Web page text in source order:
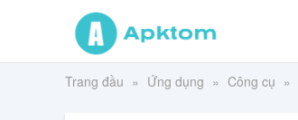
Trang đầu Ứng dụng Công cụ